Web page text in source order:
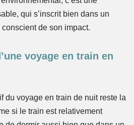
qui s’inscrit bien dans un
de son impact.
voyage en train en
du voyage en train de nuit reste la
si le train est relativement